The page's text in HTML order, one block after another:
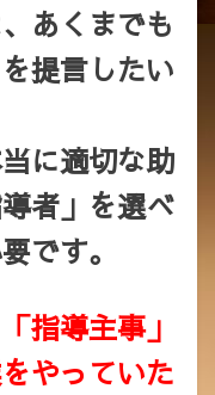
あくまでも
提言したい
に適切な助
者」を選べ
です。
指導主事」
やっていた